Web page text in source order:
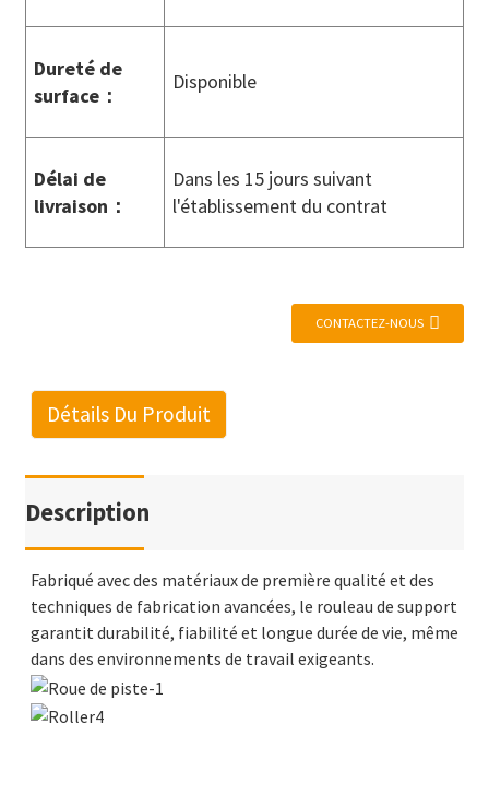
Dureté de
surface ：
Disponible
Délai de
livraison ：
Dans les 15 jours suivant
l'établissement du contrat
CONTACTEZ-NOUS
Détails Du Produit
Description
Fabriqué avec des matériaux de première qualité et des
techniques de fabrication avancées, le rouleau de support
garantit durabilité, fiabilité et longue durée de vie, même
dans des environnements de travail exigeants.